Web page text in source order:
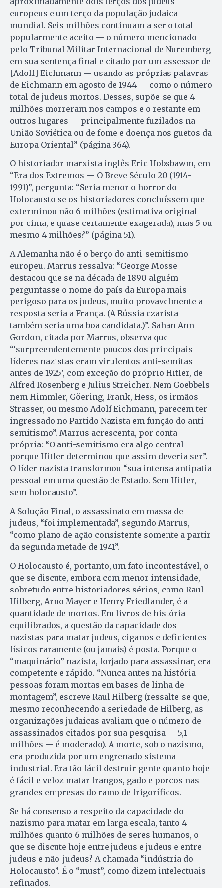
europeus e um terço da população judaica
mundial. Seis milhões continuam a ser o total
popularmente aceito — o número mencionado
pelo Tribunal Militar Internacional de Nuremberg
em sua sentença final e citado por um assessor de
[Adolf] Eichmann — usando as próprias palavras
de Eichmann em agosto de 1944 — como o número
total de judeus mortos. Desses, supõe-se que 4
milhões morreram nos campos e o restante em
outros lugares — principalmente fuzilados na
União Soviética ou de fome e doença nos guetos da
Europa Oriental” (página 364).
O historiador marxista inglês Eric Hobsbawm, em
“Era dos Extremos — O Breve Século 20 (1914-
1991)”, pergunta: “Seria menor o horror do
Holocausto se os historiadores concluíssem que
exterminou não 6 milhões (estimativa original
por cima, e quase certamente exagerada), mas 5 ou
mesmo 4 milhões?” (página 51).
A Alemanha não é o berço do anti-semitismo
europeu. Marrus ressalva: “George Mosse
destacou que se na década de 1890 alguém
perguntasse o nome do país da Europa mais
perigoso para os judeus, muito provavelmente a
resposta seria a França. (A Rússia czarista
também seria uma boa candidata.)”. Sahan Ann
Gordon, citada por Marrus, observa que
“‘surpreendentemente poucos dos principais
líderes nazistas eram virulentos anti-semitas
antes de 1925’, com exceção do próprio Hitler, de
Alfred Rosenberg e Julius Streicher. Nem Goebbels
nem Himmler, Göering, Frank, Hess, os irmãos
Strasser, ou mesmo Adolf Eichmann, parecem ter
ingressado no Partido Nazista em função do anti-
semitismo”. Marrus acrescenta, por conta
própria: “O anti-semitismo era algo central
porque Hitler determinou que assim deveria ser”.
O líder nazista transformou “sua intensa antipatia
pessoal em uma questão de Estado. Sem Hitler,
sem holocausto”.
A Solução Final, o assassinato em massa de
judeus, “foi implementada”, segundo Marrus,
“como plano de ação consistente somente a partir
da segunda metade de 1941”.
O Holocausto é, portanto, um fato incontestável, o
que se discute, embora com menor intensidade,
sobretudo entre historiadores sérios, como Raul
Hilberg, Arno Mayer e Henry Friedlander, é a
quantidade de mortos. Em livros de história
equilibrados, a questão da capacidade dos
nazistas para matar judeus, ciganos e deficientes
físicos raramente (ou jamais) é posta. Porque o
“maquinário” nazista, forjado para assassinar, era
competente e rápido. “Nunca antes na história
pessoas foram mortas em bases de linha de
montagem”, escreve Raul Hilberg (ressalte-se que,
mesmo reconhecendo a seriedade de Hilberg, as
organizações judaicas avaliam que o número de
assassinados citados por sua pesquisa — 5,1
milhões — é moderado). A morte, sob o nazismo,
era produzida por um engrenado sistema
industrial. Era tão fácil destruir gente quanto hoje
é fácil e veloz matar frangos, gado e porcos nas
grandes empresas do ramo de frigoríficos.
Se há consenso a respeito da capacidade do
nazismo para matar em larga escala, tanto 4
milhões quanto 6 milhões de seres humanos, o
que se discute hoje entre judeus e judeus e entre
judeus e não-judeus? A chamada “indústria do
Holocausto”. É o “must”, como dizem intelectuais
refinados.